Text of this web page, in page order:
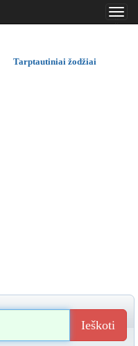
..
..
Tarptautiniai žodžiai
Ieškoti